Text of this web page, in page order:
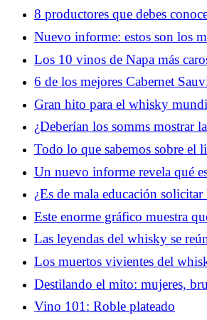
8 productores que debes
Sonoma Pinot Noir
Nuevo informe: estos son los
aeropuertos de EE. UU. para
escala
Los 10 vinos de Napa más
(2025) (MAPA)
6 de los mejores Cabernet
Argentina
Gran hito para el whisky
lanzamiento de Sullivans Cove
¿Deberían los somms mostrar
venden en las redes sociales?
Todo lo que sabemos sobre
Edición II
Un nuevo informe revela qué
americano universitario venden
¿Es de mala educación solicitar
para el servicio de vino en los
Este enorme gráfico muestra
las principales marcas de vino
Las leyendas del whisky se
25 años de la Glencairn Glass
Los muertos vivientes del
Destilando el mito: mujeres,
la Escocia victoriana
Vino 101: Roble plateado